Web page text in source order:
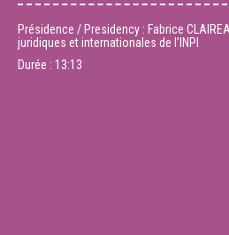
Présidence / Presidency : Fabrice
juridiques et internationales de l’INPI
Durée : 13:13